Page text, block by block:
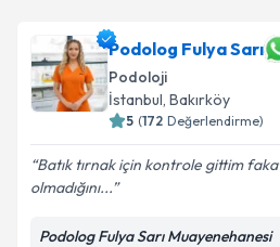
Podolog Fulya Sarı
Podoloji
İstanbul, Bakırköy
5 (172 Değerlendirme)
Batık tırnak için kontrole gittim
olmadığını...
Podolog Fulya Sarı Muayenehanesi